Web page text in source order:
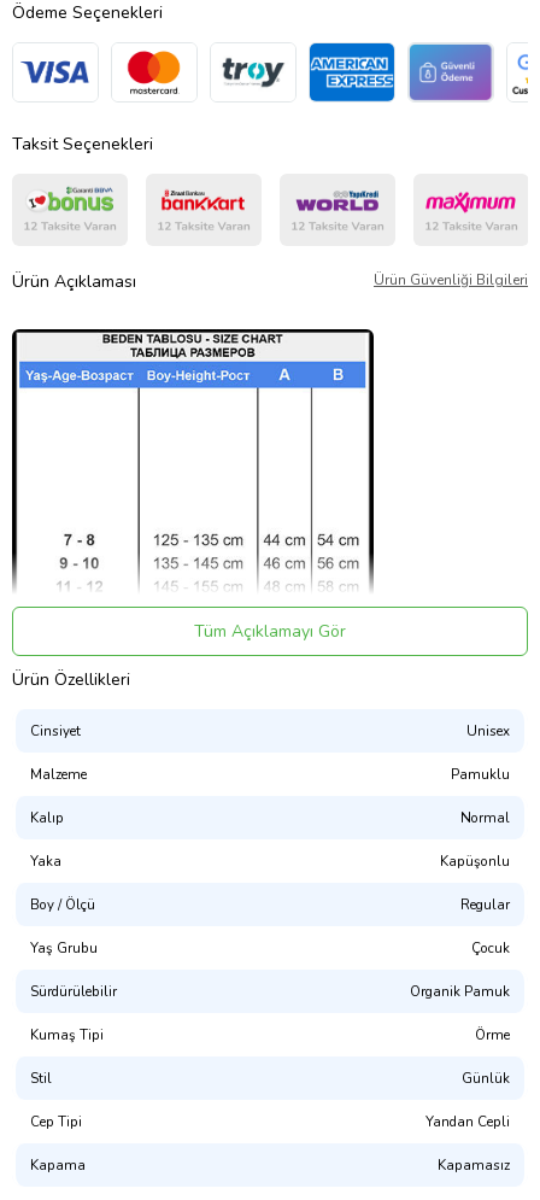
Ödeme Seçenekleri
Taksit Seçenekleri
Ürün Açıklaması Ürün Güvenliği Bilgileri
Presmono
Kalıp: Normal Kesim (Unisex. Hem Erkek Hem Kız Çocuk Giyime
Uygundur)
%100 Pamuklu. 3 İplik Kumaş.
(NOT: Uygun bedeni bulamadınız mı? Mağaza sayfamızda
Tüm Açıklamayı Gör
Ürün Özellikleri
Cinsiyet Unisex
Malzeme Pamuklu
Kalıp Normal
Yaka Kapüşonlu
Boy / Ölçü Regular
Yaş Grubu Çocuk
Sürdürülebilir Organik Pamuk
Kumaş Tipi Örme
Stil Günlük
Cep Tipi Yandan Cepli
Kapama Kapamasız